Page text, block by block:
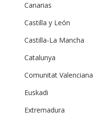
Canarias
Castilla y León
Castilla-La Mancha
Catalunya
Comunitat Valenciana
Euskadi
Extremadura